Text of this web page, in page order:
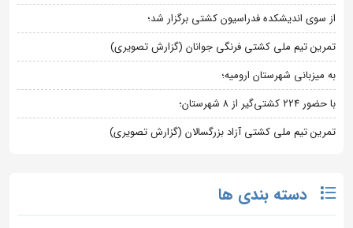
از سوی اندیشکده فدراسیون کشتی برگزار شد؛
تمرین تیم ملی کشتی فرنگی جوانان (گزارش تصویری)
به میزبانی شهرستان ارومیه؛
با حضور ۲۲۴ کشتی‌گیر از ۸ شهرستان؛
تمرین تیم ملی کشتی آزاد بزرگسالان (گزارش تصویری)
دسته بندی ها